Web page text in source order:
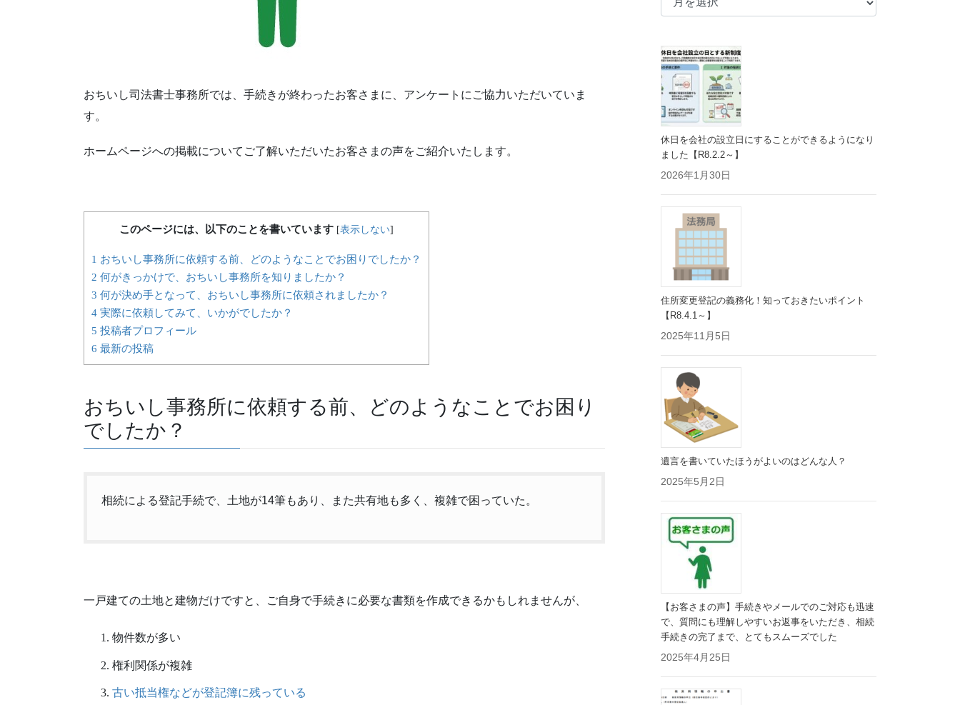
おちいし司法書士事務所では、手続きが終わったお客さまに、アンケートにご協力いただいていま
す。
ホームページへの掲載についてご了解いただいたお客さまの声をご紹介いたします。
このページには、以下のことを書いています [表示しない]
1 おちいし事務所に依頼する前、どのようなことでお困りでしたか？
2 何がきっかけで、おちいし事務所を知りましたか？
3 何が決め手となって、おちいし事務所に依頼されましたか？
4 実際に依頼してみて、いかがでしたか？
5 投稿者プロフィール
6 最新の投稿
おちいし事務所に依頼する前、どのようなことでお困り
でしたか？
相続による登記手続で、土地が14筆もあり、また共有地も多く、複雑で困っていた。
一戸建ての土地と建物だけですと、ご自身で手続きに必要な書類を作成できるかもしれませんが、
物件数が多い
権利関係が複雑
古い抵当権などが登記簿に残っている
ブ
休日を会社の設立日にすることができるようになり
ました【R8.2.2～】
2026年1月30日
住所変更登記の義務化！知っておきたいポイント
【R8.4.1～】
2025年11月5日
遺言を書いていたほうがよいのはどんな人？
2025年5月2日
【お客さまの声】手続きやメールでのご対応も迅速
で、質問にも理解しやすいお返事をいただき、相続
手続きの完了まで、とてもスムーズでした
2025年4月25日